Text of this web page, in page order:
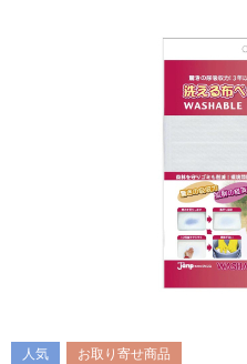
人気 お取り寄せ商品